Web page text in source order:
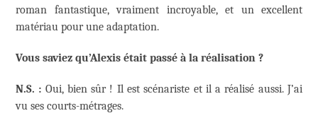
roman fantastique, vraiment incroyable, et un excellent
matériau pour une adaptation.
Vous saviez qu’Alexis était passé à la réalisation ?
N.S. : Oui, bien sûr ! Il est scénariste et il a réalisé aussi. J’ai
vu ses courts-métrages.